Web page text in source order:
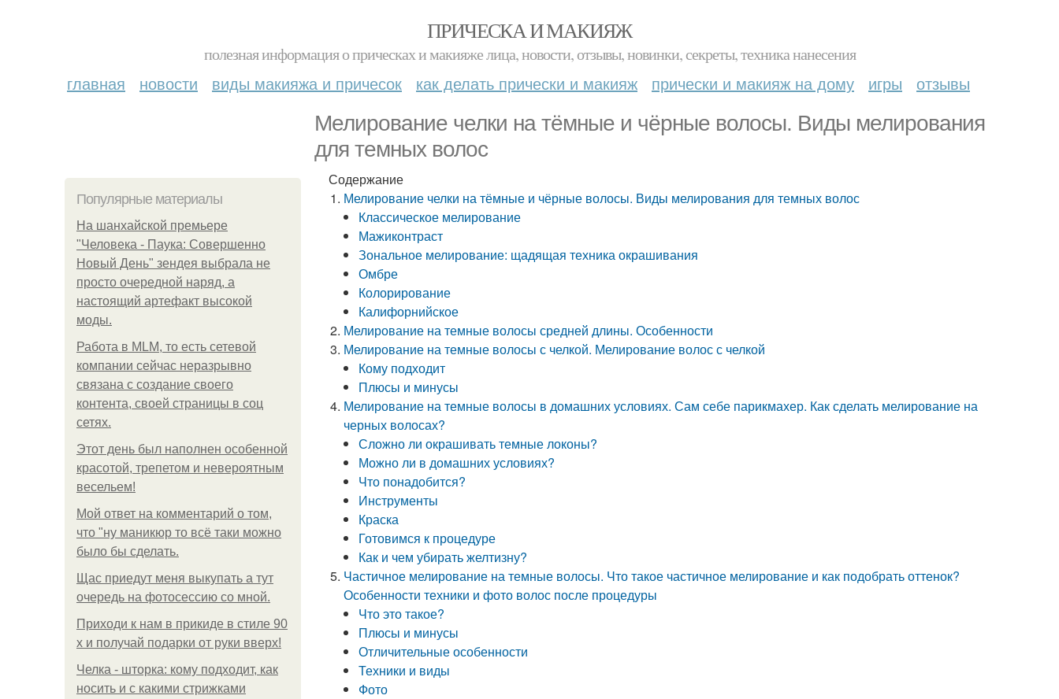
ПРИЧЕСКА И МАКИЯЖ
полезная информация о прическах и макияже лица, новости, отзывы, новинки, секреты, техника нанесения
главная новости виды макияжа и причесок как делать прически и макияж прически и макияж на дому игры отзывы
Мелирование челки на тёмные и чёрные волосы. Виды мелирования
для темных волос
Популярные материалы
На шанхайской премьере
"Человека - Паука: Совершенно
Новый День" зендея выбрала не
просто очередной наряд, а
настоящий артефакт высокой
моды.
Работа в MLM, то есть сетевой
компании сейчас неразрывно
связана с создание своего
контента, своей страницы в соц
сетях.
Этот день был наполнен особенной
красотой, трепетом и невероятным
весельем!
Мой ответ на комментарий о том,
что "ну маникюр то всё таки можно
было бы сделать.
Щас приедут меня выкупать а тут
очередь на фотосессию со мной.
Приходи к нам в прикиде в стиле 90
х и получай подарки от руки вверх!
Челка - шторка: кому подходит, как
носить и с какими стрижками
Содержание
Мелирование челки на тёмные и чёрные волосы. Виды мелирования для темных волос
Классическое мелирование
Мажиконтраст
Зональное мелирование: щадящая техника окрашивания
Омбре
Колорирование
Калифорнийское
Мелирование на темные волосы средней длины. Особенности
Мелирование на темные волосы с челкой. Мелирование волос с челкой
Кому подходит
Плюсы и минусы
Мелирование на темные волосы в домашних условиях. Сам себе парикмахер. Как сделать мелирование на
черных волосах?
Сложно ли окрашивать темные локоны?
Можно ли в домашних условиях?
Что понадобится?
Инструменты
Краска
Готовимся к процедуре
Как и чем убирать желтизну?
Частичное мелирование на темные волосы. Что такое частичное мелирование и как подобрать оттенок?
Особенности техники и фото волос после процедуры
Что это такое?
Плюсы и минусы
Отличительные особенности
Техники и виды
Фото